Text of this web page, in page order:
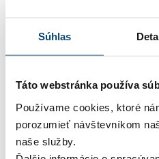
Súhlas
Táto webstránka používa
Používame cookies, ktoré
porozumieť návštevníkom
naše služby.
Odporúčame
webinárom